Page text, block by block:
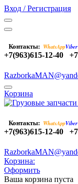
Вход / Регистрация
Контакты: WhatsAppViber
+7(963)615-12-40
Корзина
Контакты: WhatsAppViber
+7(963)615-12-40
Корзина:
Оформить
Ваша корзина пуста